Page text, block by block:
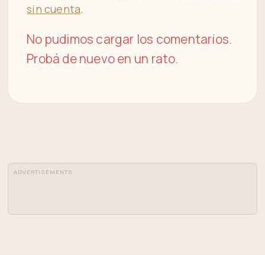
sin cuenta.
No pudimos cargar los comentarios.
Probá de nuevo en un rato.
ADVERTISEMENTS